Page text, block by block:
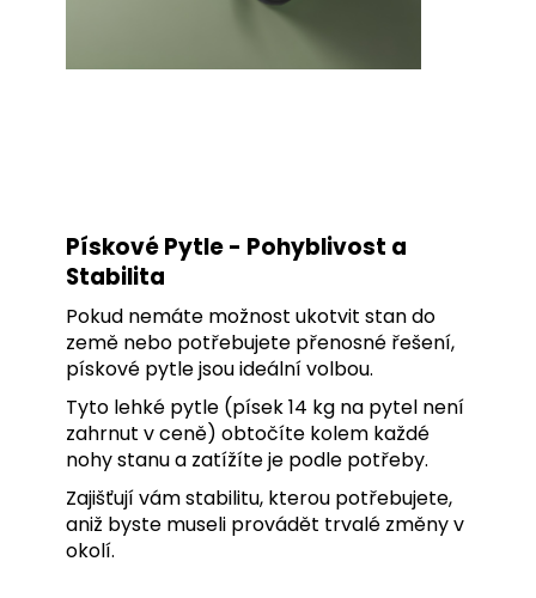
Pískové Pytle - Pohyblivost a
Stabilita
Pokud nemáte možnost ukotvit stan do
země nebo potřebujete přenosné řešení,
pískové pytle jsou ideální volbou.
Tyto lehké pytle (písek 14 kg na pytel není
zahrnut v ceně) obtočíte kolem každé
nohy stanu a zatížíte je podle potřeby.
Zajišťují vám stabilitu, kterou potřebujete,
aniž byste museli provádět trvalé změny v
okolí.